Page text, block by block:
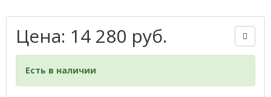
Цена: 14 280 руб.
Есть в наличии